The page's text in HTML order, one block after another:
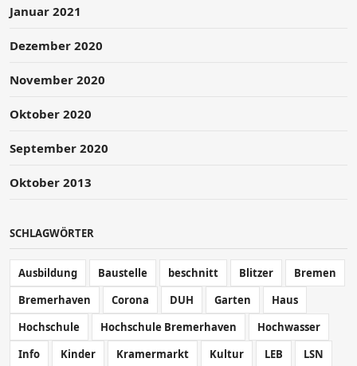
Januar 2021
Dezember 2020
November 2020
Oktober 2020
September 2020
Oktober 2013
SCHLAGWÖRTER
Ausbildung Baustelle beschnitt Blitzer
Bremen
Bremerhaven
Corona DUH Garten
Haus
Hochschule
Hochschule Bremerhaven
Hochwasser
Info
Kinder Kramermarkt Kultur LEB
LSN